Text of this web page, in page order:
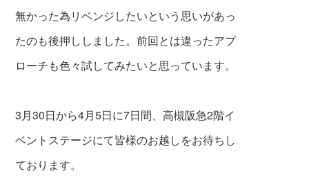
無かった為リベンジしたいという思いがあっ
たのも後押ししました。前回とは違ったアプ
ローチも色々試してみたいと思っています。
3月30日から4月5日に7日間、高槻阪急2階イ
ベントステージにて皆様のお越しをお待ちし
ております。